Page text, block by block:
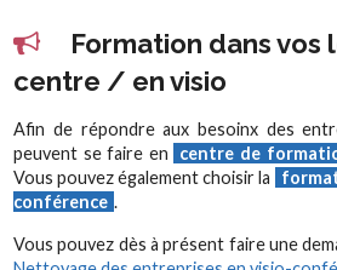
Formation dans
centre / en visio
Afin de répondre aux besoinx des
peuvent se faire en
centre de
Vous pouvez également choisir la
conférence .
Vous pouvez dès à présent faire une